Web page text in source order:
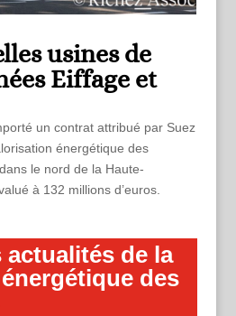
usines de
Eiffage et
un contrat attribué par Suez
énergétique des
le nord de la Haute-
à 132 millions d’euros.
actualités de la
des